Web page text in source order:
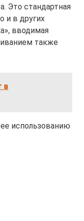
Это стандартная
и в других
вводимая
также
в
использованию